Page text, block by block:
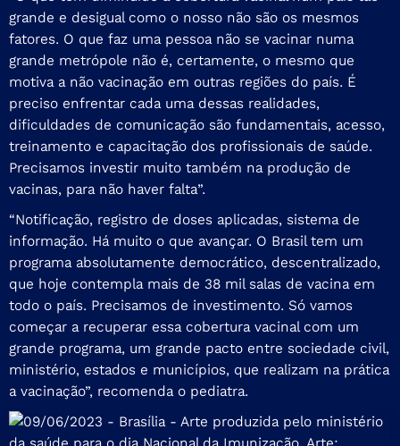
grande e desigual como o nosso não são os mesmos
fatores. O que faz uma pessoa não se vacinar numa
grande metrópole não é, certamente, o mesmo que
motiva a não vacinação em outras regiões do país. É
preciso enfrentar cada uma dessas realidades,
dificuldades de comunicação são fundamentais, acesso,
treinamento e capacitação dos profissionais de saúde.
Precisamos investir muito também na produção de
vacinas, para não haver falta”.
“Notificação, registro de doses aplicadas, sistema de
informação. Há muito o que avançar. O Brasil tem um
programa absolutamente democrático, descentralizado,
que hoje contempla mais de 38 mil salas de vacina em
todo o país. Precisamos de investimento. Só vamos
começar a recuperar essa cobertura vacinal com um
grande programa, um grande pacto entre sociedade civil,
ministério, estados e municípios, que realizam na prática
a vacinação”, recomenda o pediatra.